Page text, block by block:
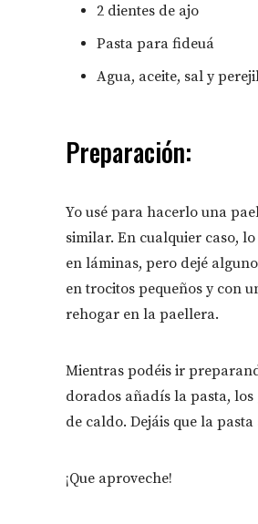
2 dientes de ajo
Pasta para fideuá
Agua, aceite, sal y
Preparación:
Yo usé para hacerlo una
similar. En cualquier caso,
en láminas, pero dejé
en trocitos pequeños y con
rehogar en la paellera.
Mientras podéis ir
dorados añadís la pasta,
de caldo. Dejáis que la
¡Que aproveche!